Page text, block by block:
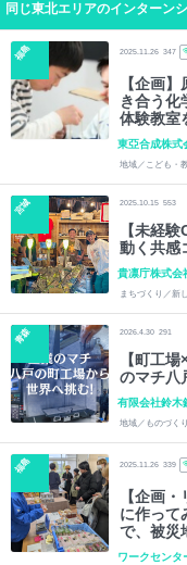
同じ東北エリアのインターン
福島 2025.11.26 347
【企画
き合う化
体験教室
東亞合成株式
地域／こども・
宮城 2025.10.15 553
【未経
動く共感
貴凛庁株式会
まちづくり／新
青森 2026.4.30 291
【町工
のマチ八
有限会社鈴木
地域／ものづく
福島 2025.11.26 339
【企画
に作って
で、被災
して自治
ワークセンタ